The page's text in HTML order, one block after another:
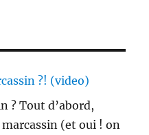
?! (video)
? Tout d’abord,
marcassin (et oui ! on